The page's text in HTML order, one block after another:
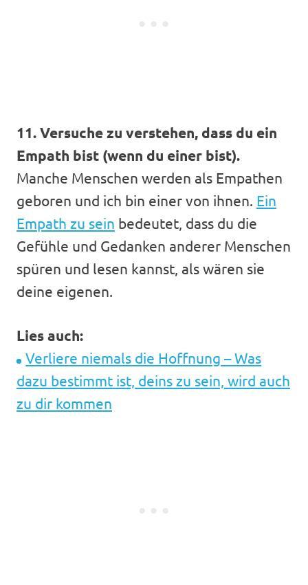
11. Versuche zu verstehen, dass du ein
Empath bist (wenn du einer bist).
Manche Menschen werden als Empathen
geboren und ich bin einer von ihnen. Ein
Empath zu sein bedeutet, dass du die
Gefühle und Gedanken anderer Menschen
spüren und lesen kannst, als wären sie
deine eigenen.
Lies auch:
Verliere niemals die Hoffnung – Was
dazu bestimmt ist, deins zu sein, wird auch
zu dir kommen